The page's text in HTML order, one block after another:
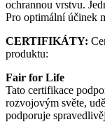
ochrannou vrstvu.
Pro optimální účinek
CERTIFIKÁTY:
produktu:
Fair for Life
Tato certifikace
rozvojovým světe,
podporuje